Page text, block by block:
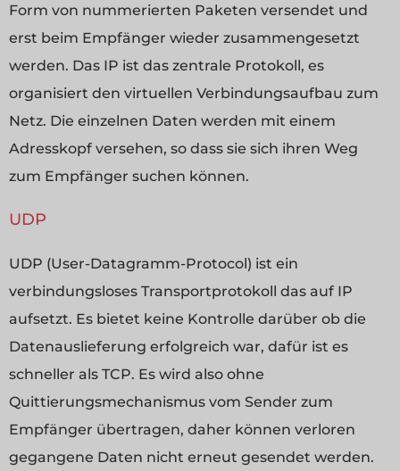
Form von nummerierten Paketen versendet und
erst beim Empfänger wieder zusammengesetzt
werden. Das IP ist das zentrale Protokoll, es
organisiert den virtuellen Verbindungsaufbau zum
Netz. Die einzelnen Daten werden mit einem
Adresskopf versehen, so dass sie sich ihren Weg
zum Empfänger suchen können.
UDP
UDP (User-Datagramm-Protocol) ist ein
verbindungsloses Transportprotokoll das auf IP
aufsetzt. Es bietet keine Kontrolle darüber ob die
Datenauslieferung erfolgreich war, dafür ist es
schneller als TCP. Es wird also ohne
Quittierungsmechanismus vom Sender zum
Empfänger übertragen, daher können verloren
gegangene Daten nicht erneut gesendet werden.